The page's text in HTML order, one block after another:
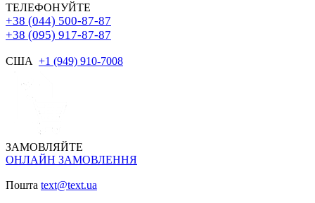
ТЕЛЕФОНУЙТЕ
+38 (044) 500-87-87
+38 (095) 917-87-87
США +1 (949) 910-7008
ЗАМОВЛЯЙТЕ
ОНЛАЙН ЗАМОВЛЕННЯ
Пошта text@text.ua